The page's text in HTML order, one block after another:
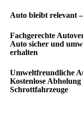
Auto bleibt relevant
Fachgerechte
Auto sicher und
erhalten
Umweltfreundliche
Kostenlose
Schrottfahrzeuge